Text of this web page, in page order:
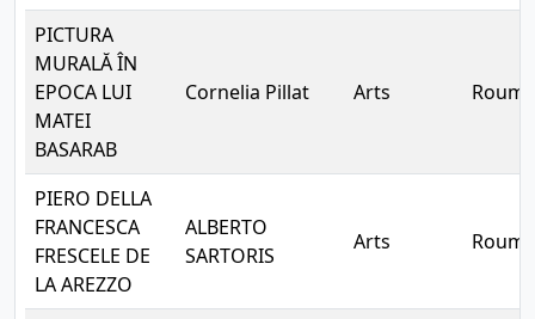
PICTURA
MURALĂ ÎN
EPOCA LUI
MATEI
BASARAB
Cornelia Pillat Arts
PIERO DELLA
FRANCESCA
FRESCELE DE
LA AREZZO
ALBERTO
SARTORIS
Arts